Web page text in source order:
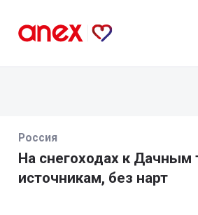
Россия
На снегоходах к
источникам, без нарт